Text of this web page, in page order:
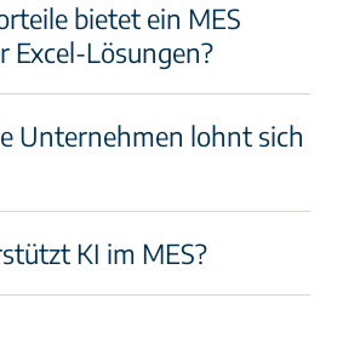
bietet ein MES
Excel-Lösungen?
Unternehmen lohnt sich
KI im MES?